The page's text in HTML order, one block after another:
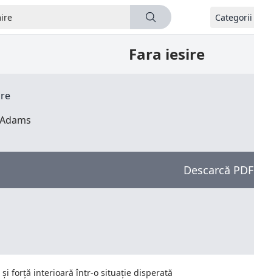
Categorii
Fara iesire
Descarcă PDF
și forță interioară într-o situație disperată